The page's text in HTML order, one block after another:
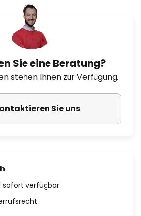
Sie eine Beratung?
stehen Ihnen zur Verfügung.
Sie uns
sofort verfügbar